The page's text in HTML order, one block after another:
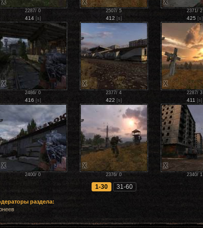
X
2287/0
X
2507/5
X
2371/2
414 [s]
X
2486/0
412 [s]
X
2377/4
425 [s]
X
2287/3
416 [s]
X
2400/0
422 [s]
X
2376/0
411 [s]
X
2340/1
1-30 31-60